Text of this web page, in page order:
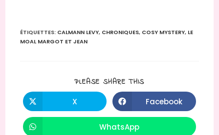
ÉTIQUETTES: CALMANN LEVY, CHRONIQUES, COSY MYSTERY, LE
MOAL MARGOT ET JEAN
PLEASE SHARE THIS
X
Facebook
WhatsApp